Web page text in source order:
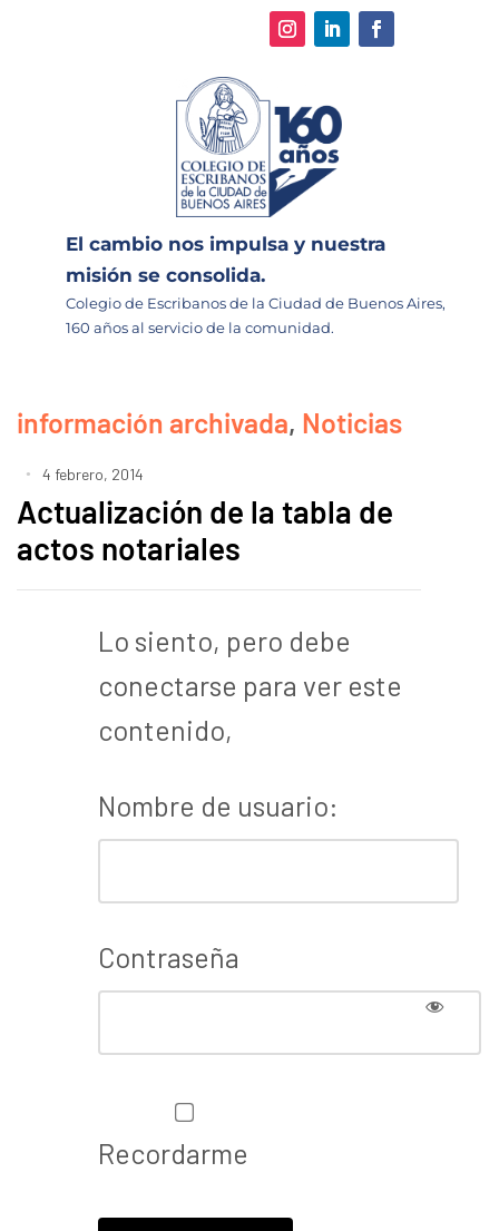
El cambio nos impulsa y nuestra
misión se consolida.
Colegio de Escribanos de la Ciudad de Buenos Aires,
160 años al servicio de la comunidad.
información archivada, Noticias
4 febrero, 2014
Actualización de la tabla de
actos notariales
Lo siento, pero debe
conectarse para ver este
contenido,
Nombre de usuario:
Contraseña
Recordarme